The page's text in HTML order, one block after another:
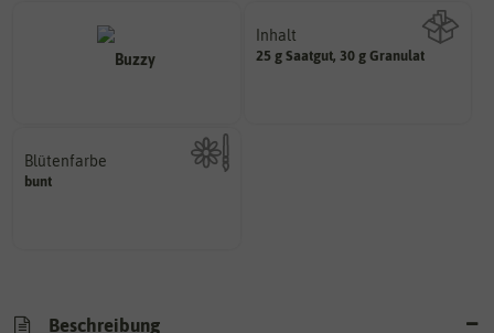
Inhalt
25 g Saatgut, 30 g Granulat
Wie viel ist enthalten
Blütenfarbe
bunt
Kann auch mehrfarbig sein.
Beschreibung